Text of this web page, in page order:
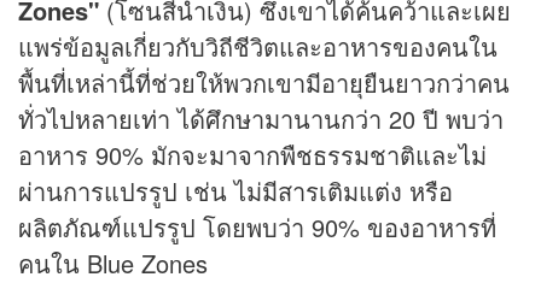
Zones" (โซนสีน้ำเงิน) ซึ่งเขาได้ค้นคว้าและเผย
แพร่ข้อมูลเกี่ยวกับวิถีชีวิตและอาหารของคนใน
พื้นที่เหล่านี้ที่ช่วยให้พวกเขามีอายุยืนยาวกว่าคน
ทั่วไปหลายเท่า ได้ศึกษามานานกว่า 20 ปี พบว่า
อาหาร 90% มักจะมาจากพืชธรรมชาติและไม่
ผ่านการแปรรูป เช่น ไม่มีสารเติมแต่ง หรือ
ผลิตภัณฑ์แปรรูป โดยพบว่า 90% ของอาหารที่
คนใน Blue Zones